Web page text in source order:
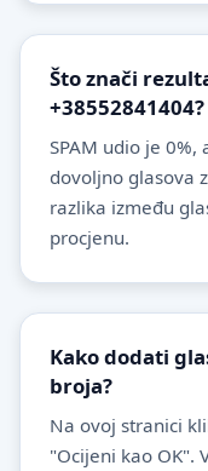
Što znači
+38552841404?
SPAM udio je 0%,
dovoljno glasova
razlika između
procjenu.
Kako dodati
broja?
Na ovoj stranici
"Ocijeni kao OK".